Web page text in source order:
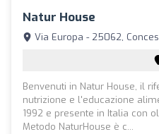
Natur House
Via Europa - 25062,
Benvenuti in Natur House, il
nutrizione e l'educazione
1992 e presente in Italia con
Metodo NaturHouse è c...